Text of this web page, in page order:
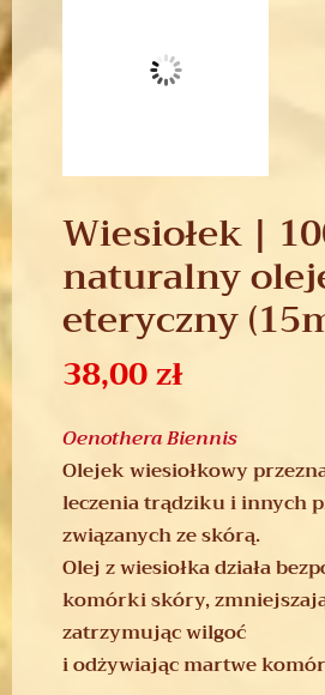
Wiesiołek |
naturalny
eteryczny
38,00zł
Oenothera Biennis
Olejek wiesiołkowy
leczenia trądziku i innych
związanych ze skórą.
Olej z wiesiołka działa
komórki skóry,
zatrzymując wilgoć
i odżywiając martwe